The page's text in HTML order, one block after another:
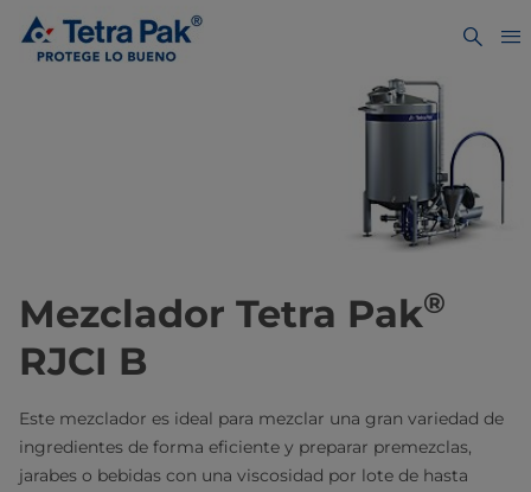
Mezclador Tetra Pak®
RJCI B
Este mezclador es ideal para mezclar una gran variedad de
ingredientes de forma eficiente y preparar premezclas,
jarabes o bebidas con una viscosidad por lote de hasta